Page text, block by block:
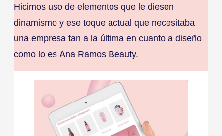
Hicimos uso de elementos que le diesen
dinamismo y ese toque actual que necesitaba
una empresa tan a la última en cuanto a diseño
como lo es Ana Ramos Beauty.